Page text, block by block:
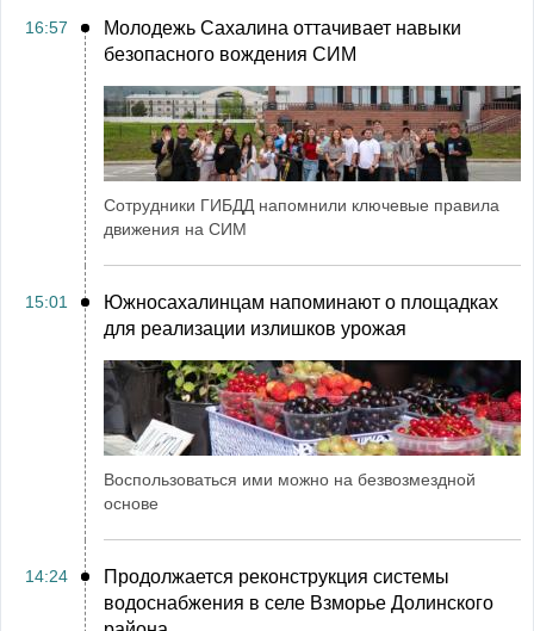
16:57
Молодежь Сахалина оттачивает навыки
безопасного вождения СИМ
Сотрудники ГИБДД напомнили ключевые правила
движения на СИМ
15:01
Южносахалинцам напоминают о площадках
для реализации излишков урожая
Воспользоваться ими можно на безвозмездной
основе
14:24
Продолжается реконструкция системы
водоснабжения в селе Взморье Долинского